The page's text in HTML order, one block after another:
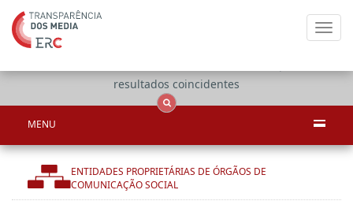
resultados coincidentes
MENU
ENTIDADES PROPRIETÁRIAS DE ÓRGÃOS DE
COMUNICAÇÃO SOCIAL